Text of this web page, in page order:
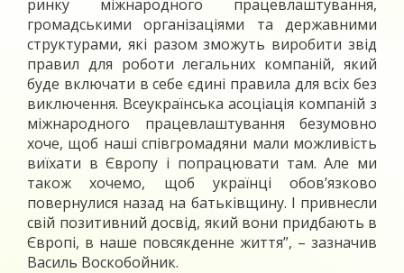
ринку міжнародного працевлаштування,
громадськими організаціями та державними
структурами, які разом зможуть виробити звід
правил для роботи легальних компаній, який
буде включати в себе єдині правила для всіх без
виключення. Всеукраїнська асоціація компаній з
міжнародного працевлаштування безумовно
хоче, щоб наші співгромадяни мали можливість
виїхати в Європу і попрацювати там. Але ми
також хочемо, щоб українці обов’язково
повернулися назад на батьківщину. І привнесли
свій позитивний досвід, який вони придбають в
Європі, в наше повсякденне життя”, – зазначив
Василь Воскобойник.